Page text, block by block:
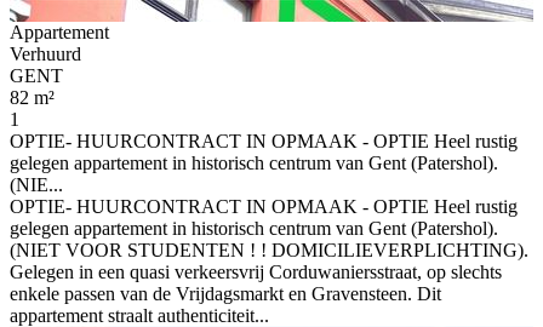
Appartement
Verhuurd
GENT
82 m²
1
OPTIE- HUURCONTRACT IN OPMAAK - OPTIE Heel rustig
gelegen appartement in historisch centrum van Gent (Patershol).
(NIE...
OPTIE- HUURCONTRACT IN OPMAAK - OPTIE Heel rustig
gelegen appartement in historisch centrum van Gent (Patershol).
(NIET VOOR STUDENTEN ! ! DOMICILIEVERPLICHTING).
Gelegen in een quasi verkeersvrij Corduwaniersstraat, op slechts
enkele passen van de Vrijdagsmarkt en Gravensteen. Dit
appartement straalt authenticiteit...